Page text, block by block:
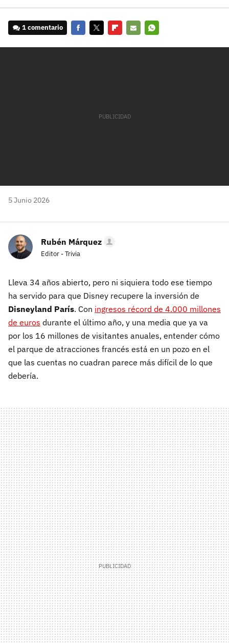
1 comentario
5 Junio 2026
Rubén Márquez
Editor - Trivia
Lleva 34 años abierto, pero ni siquiera todo ese tiempo
ha servido para que Disney recupere la inversión de
Disneyland París. Con ingresos récord de 4.000 millones
de euros durante el último año, y una media que ya va
por los 16 millones de visitantes anuales, entender cómo
el parque de atracciones francés está en un pozo en el
que las cuentas no cuadran parece más difícil de lo que
debería.